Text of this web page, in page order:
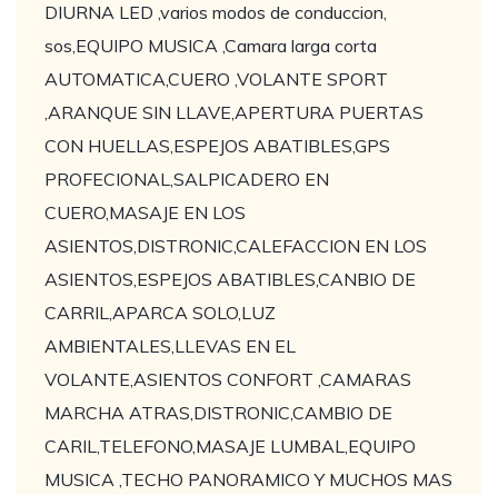
DIURNA LED ,varios modos de conduccion,
sos,EQUIPO MUSICA ,Camara larga corta
AUTOMATICA,CUERO ,VOLANTE SPORT
,ARANQUE SIN LLAVE,APERTURA PUERTAS
CON HUELLAS,ESPEJOS ABATIBLES,GPS
PROFECIONAL,SALPICADERO EN
CUERO,MASAJE EN LOS
ASIENTOS,DISTRONIC,CALEFACCION EN LOS
ASIENTOS,ESPEJOS ABATIBLES,CANBIO DE
CARRIL,APARCA SOLO,LUZ
AMBIENTALES,LLEVAS EN EL
VOLANTE,ASIENTOS CONFORT ,CAMARAS
MARCHA ATRAS,DISTRONIC,CAMBIO DE
CARIL,TELEFONO,MASAJE LUMBAL,EQUIPO
MUSICA ,TECHO PANORAMICO Y MUCHOS MAS